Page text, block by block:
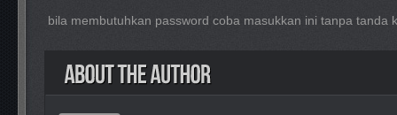
bila membutuhkan password coba masukkan ini tanpa tanda